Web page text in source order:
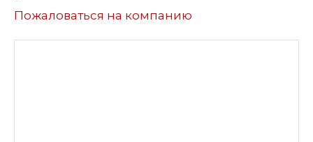
Пожаловаться на компанию